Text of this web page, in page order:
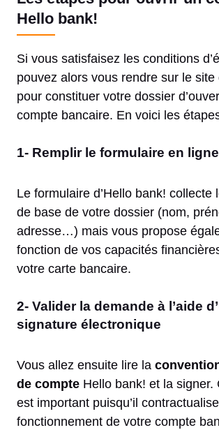
Hello bank!
Si vous satisfaisez les conditions
pouvez alors vous rendre sur le site
pour constituer votre dossier
compte bancaire. En voici les
1- Remplir le formulaire en ligne
Le formulaire d’Hello bank! collecte
de base de votre dossier (nom,
adresse…) mais vous propose
fonction de vos capacités
votre carte bancaire.
2- Valider la demande à l’aide
signature électronique
Vous allez ensuite lire la
de compte Hello bank! et la signer.
est important puisqu’il
fonctionnement de votre compte